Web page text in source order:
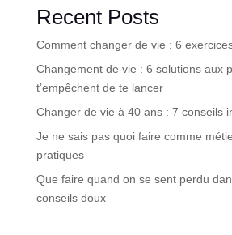
Recent Posts
Comment changer de vie : 6
Changement de vie : 6 solutions aux
t’empêchent de te lancer
Changer de vie à 40 ans : 7 conseils
Je ne sais pas quoi faire comme
pratiques
Que faire quand on se sent perdu
conseils doux